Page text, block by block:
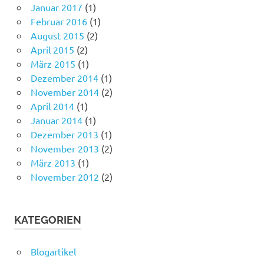
Januar 2017 (1)
Februar 2016(1)
August 2015 (2)
April 2015 (2)
März 2015 (1)
Dezember 2014(1)
November 2014(2)
April 2014(1)
Januar 2014(1)
Dezember 2013 (1)
November 2013 (2)
März 2013 (1)
November 2012 (2)
KATEGORIEN
Blogartikel